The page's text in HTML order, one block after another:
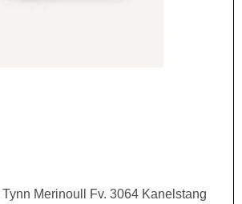
Merinoull Fv. 3064 Kanelstang